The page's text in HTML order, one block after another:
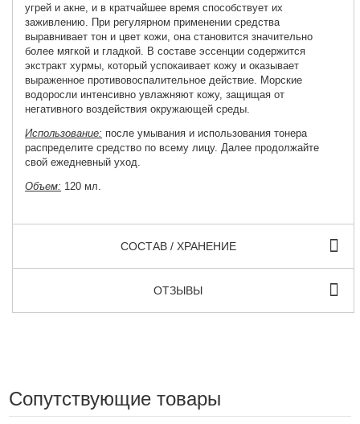
угрей и акне, и в кратчайшее время способствует их
заживлению. При регулярном применении средства
выравнивает тон и цвет кожи, она становится значительно
более мягкой и гладкой. В составе эссенции содержится
экстракт хурмы, который успокаивает кожу и оказывает
выраженное противовоспалительное действие. Морские
водоросли интенсивно увлажняют кожу, защищая от
негативного воздействия окружающей среды.
Использование: после умывания и использования тонера
распределите средство по всему лицу. Далее продолжайте
свой ежедневный уход.
Объем: 120 мл.
СОСТАВ / ХРАНЕНИЕ
ОТЗЫВЫ
Сопутствующие товары